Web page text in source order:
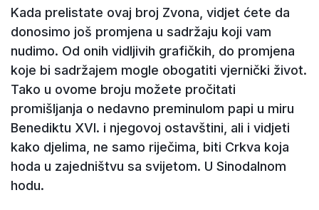
Kada prelistate ovaj broj Zvona, vidjet ćete da
donosimo još promjena u sadržaju koji vam
nudimo. Od onih vidljivih grafičkih, do promjena
koje bi sadržajem mogle obogatiti vjernički život.
Tako u ovome broju možete pročitati
promišljanja o nedavno preminulom papi u miru
Benediktu XVI. i njegovoj ostavštini, ali i vidjeti
kako djelima, ne samo riječima, biti Crkva koja
hoda u zajedništvu sa svijetom. U Sinodalnom
hodu.